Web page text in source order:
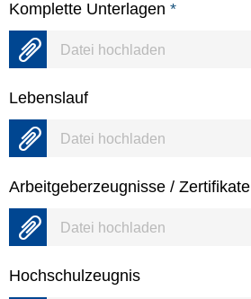
Komplette Unterlagen *
Datei hochladen
Lebenslauf
Datei hochladen
Arbeitgeberzeugnisse / Zertifikate
Datei hochladen
Hochschulzeugnis